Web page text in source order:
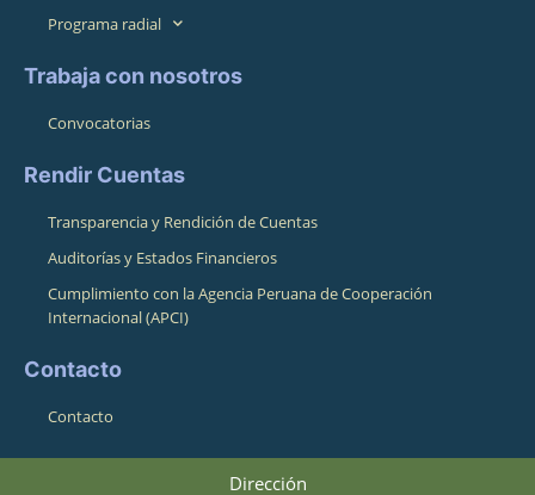
Programa radial
Trabaja con nosotros
Convocatorias
Rendir Cuentas
Transparencia y Rendición de Cuentas
Auditorías y Estados Financieros
Cumplimiento con la Agencia Peruana de Cooperación
Internacional (APCI)
Contacto
Contacto
Dirección